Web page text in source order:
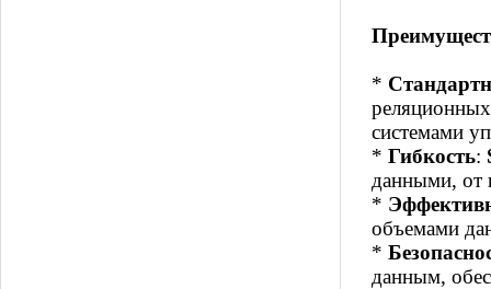
*
системами
* Гибкость:
данными, от
*
объемами
*
данным,